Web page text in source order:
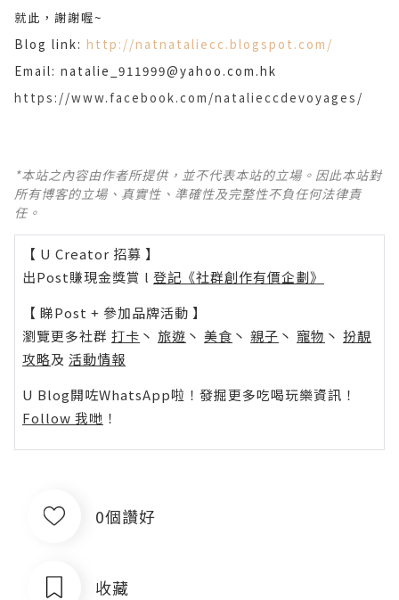
就此，謝謝喔~
Blog link: http://natnataliecc.blogspot.com/
Email: natalie_911999@yahoo.com.hk
https://www.facebook.com/natalieccdevoyages/
*本站之內容由作者所提供，並不代表本站的立場。因此本站對
所有博客的立場、真實性、準確性及完整性不負任何法律責
任。
【 U Creator 招募 】
出Post賺現金獎賞 l 登記《社群創作有價企劃》
【 睇Post + 參加品牌活動 】
瀏覽更多社群 打卡 丶 旅遊 丶 美食 丶 親子 丶 寵物 丶 扮靚
攻略及 活動情報
U Blog開咗WhatsApp啦！發掘更多吃喝玩樂資訊！
Follow 我哋 ！
0個讚好
收藏